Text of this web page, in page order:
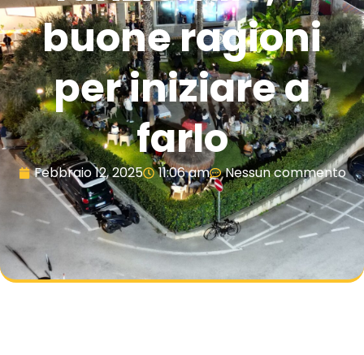
buone ragioni
per iniziare a
farlo
Febbraio 12, 2025 11:06 am Nessun commento